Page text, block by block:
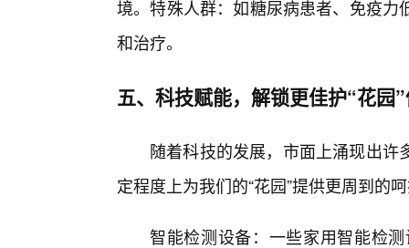
境。特殊人群：如糖尿病患者、免疫
和治疗。
五、科技赋能，解锁更佳护“花园
随着科技的发展，市面上涌现出
定程度上为我们的“花园”提供更周到的
智能检测设备：一些家用智能检